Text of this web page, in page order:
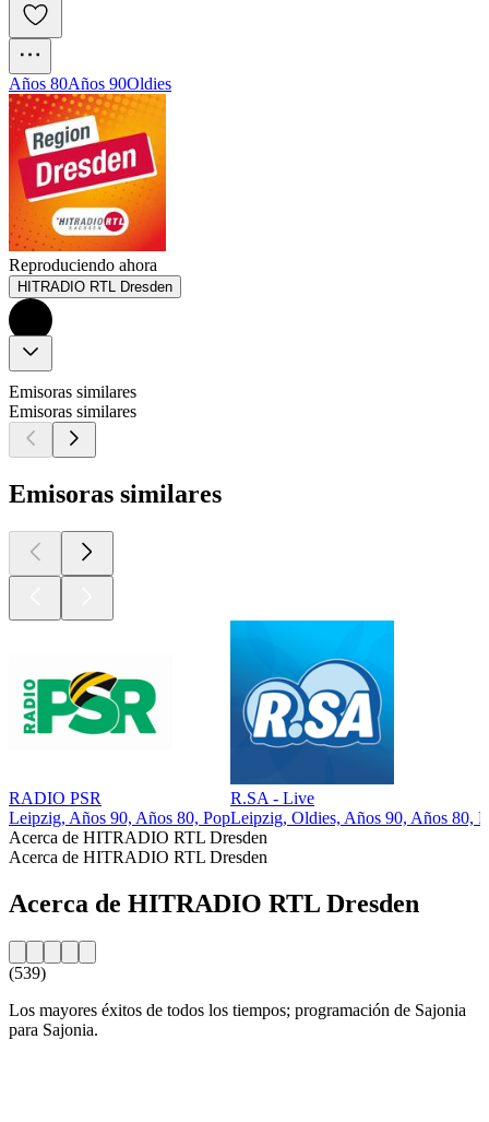
Años 80Años 90Oldies
Reproduciendo ahora
HITRADIO RTL Dresden
Emisoras similares
Emisoras similares
Emisoras similares
RADIO PSR
Leipzig, Años 90, Años 80, Pop
R.SA - Live
Leipzig, Oldies, Años 90, Años 80,
Acerca de HITRADIO RTL Dresden
Acerca de HITRADIO RTL Dresden
Acerca de HITRADIO RTL Dresden
(539)
Los mayores éxitos de todos los tiempos; programación de Sajonia
para Sajonia.